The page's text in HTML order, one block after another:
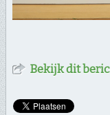
Bekijk dit